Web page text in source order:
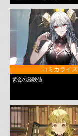
コミカライズ
黄金の経験値